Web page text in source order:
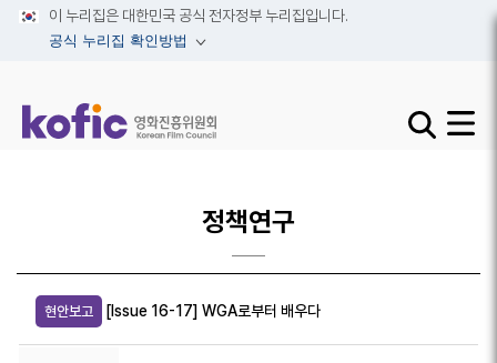
이 누리집은 대한민국 공식 전자정부 누리집입니다.
공식 누리집 확인방법
검색창 열기
사이트
정책연구
현안보고 [Issue 16-17] WGA로부터 배우다